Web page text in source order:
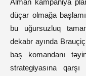
Alman kampaniya
düçar olmağa
bu uğursuzluq
dekabr ayında
baş komandanı
strategiyasına